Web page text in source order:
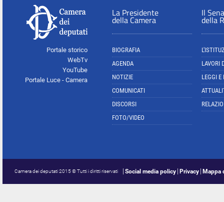
Portale storico
WebTv
YouTube
Portale Luce - Camera
La Presidente
della Camera
BIOGRAFIA
AGENDA
NOTIZIE
COMUNICATI
DISCORSI
FOTO/VIDEO
Il
della
LAVORI
LEGGI E
Camera dei deputati 2015 © Tutti i diritti riservati Social media policy Privacy Mappa